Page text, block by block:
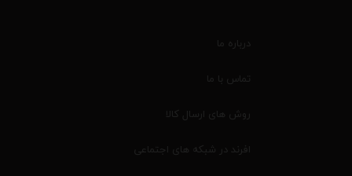
درباره ما
تماس با ما
روش های ارسال کالا
افرند در شبکه های اجتماعی